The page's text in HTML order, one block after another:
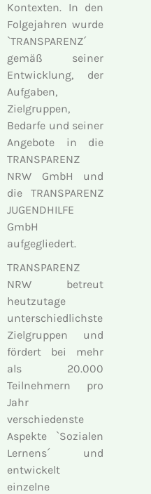
Kontexten. In den
Folgejahren wurde
`TRANSPARENZ´
gemäß seiner
Entwicklung, der
Aufgaben,
Zielgruppen,
Bedarfe und seiner
Angebote in die
TRANSPARENZ
NRW GmbH und
die TRANSPARENZ
JUGENDHILFE
GmbH
aufgegliedert.
TRANSPARENZ
NRW betreut
heutzutage
unterschiedlichste
Zielgruppen und
fördert bei mehr
als 20.000
Teilnehmern pro
Jahr
verschiedenste
Aspekte `Sozialen
Lernens´ und
entwickelt
einzelne